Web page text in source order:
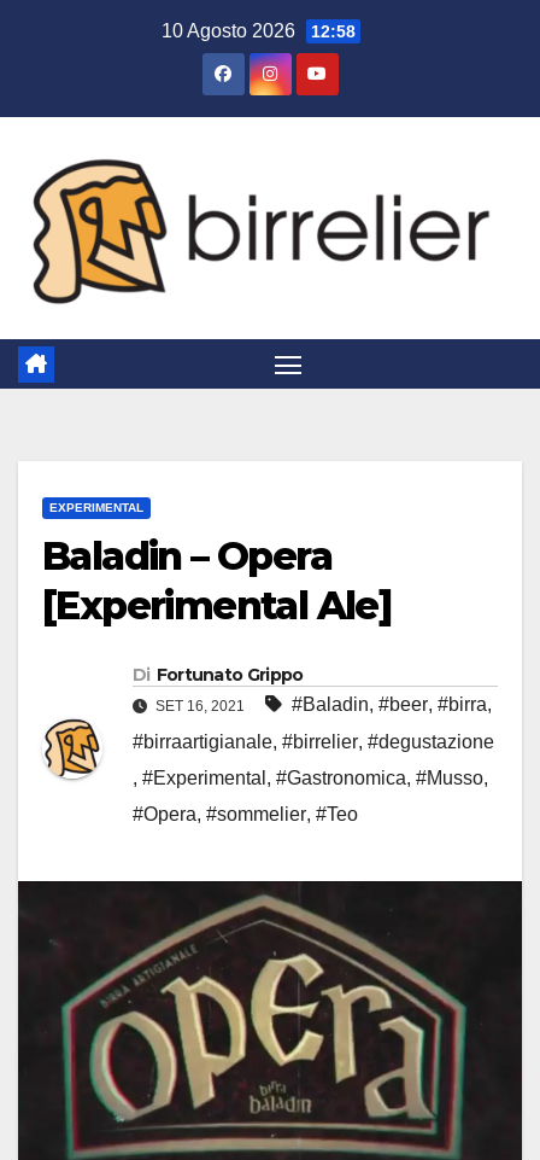
10 Agosto 2026 12:58
EXPERIMENTAL
Baladin – Opera
[Experimental Ale]
Di Fortunato Grippo
SET 16, 2021 #Baladin, #beer, #birra,
#birraartigianale, #birrelier, #degustazione
, #Experimental , #Gastronomica, #Musso,
#Opera, #sommelier, #Teo